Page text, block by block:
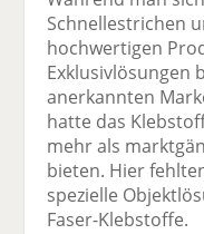
Schnellestrichen
hochwertigen
Exklusivlösungen
anerkannten
hatte das
mehr als
bieten. Hier
spezielle
Faser-Klebstoffe.